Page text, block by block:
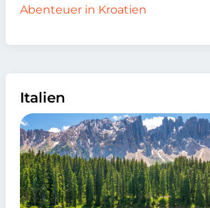
Abenteuer in Kroatien
Italien